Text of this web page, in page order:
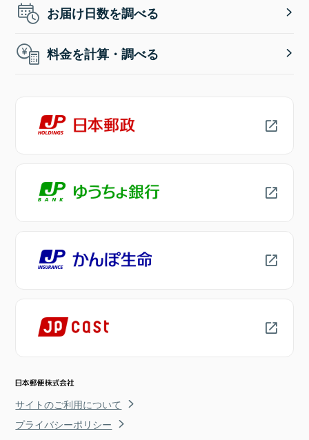
お届け日数を調べる
料金を計算・調べる
サイトのご利用について
プライバシーポリシー